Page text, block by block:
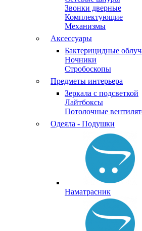
Звонки дверные
Комплектующие
Механизмы
Аксессуары
Бактерицидные
Ночники
Стробоскопы
Предметы интерьера
Зеркала с подсветкой
Лайтбоксы
Потолочные
Одеяла - Подушки
Наматрасник